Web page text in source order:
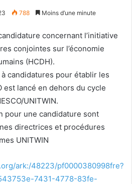
788 Moins d’une minute
concernant l’initiative
conjointes sur l’économie
(HCDH).
à candidatures pour établir les
est lancé en dehors du cycle
UNITWIN.
pour une candidature sont
directrices et procédures
UNITWIN
ark:/48223/pf0000380998fre?
7431-4778-83fe-